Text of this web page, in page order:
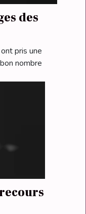
des
pris une
nombre